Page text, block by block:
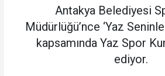
Antakya Belediyesi
Müdürlüğü’nce ‘Yaz
kapsamında Yaz Spor
ediyor.